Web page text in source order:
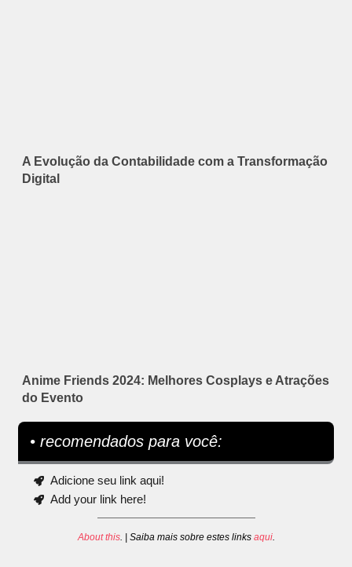
A Evolução da Contabilidade com a Transformação
Digital
Anime Friends 2024: Melhores Cosplays e Atrações
do Evento
• recomendados para você:
Adicione seu link aqui!
Add your link here!
About this. | Saiba mais sobre estes links aqui.